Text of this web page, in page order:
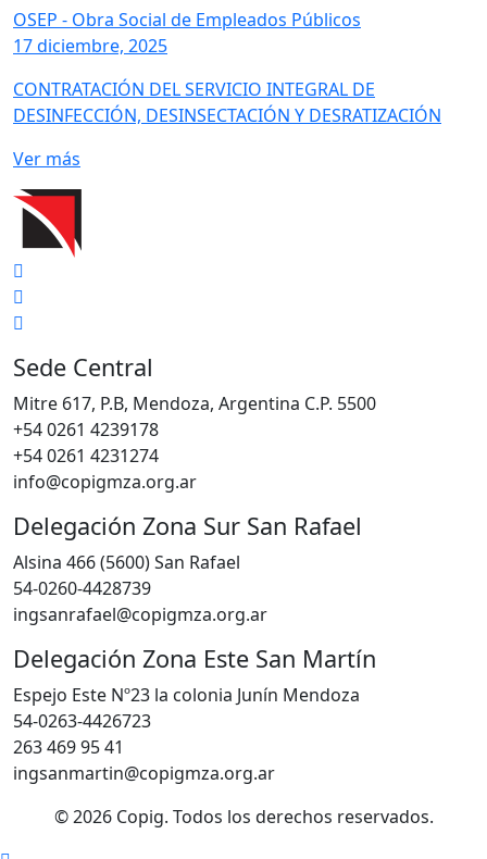
OSEP - Obra Social de Empleados Públicos
17 diciembre, 2025
CONTRATACIÓN DEL SERVICIO INTEGRAL DE
DESINFECCIÓN, DESINSECTACIÓN Y DESRATIZACIÓN
Ver más
Sede Central
Mitre 617, P.B, Mendoza, Argentina C.P. 5500
+54 0261 4239178
+54 0261 4231274
info@copigmza.org.ar
Delegación Zona Sur San Rafael
Alsina 466 (5600) San Rafael
54-0260-4428739
ingsanrafael@copigmza.org.ar
Delegación Zona Este San Martín
Espejo Este Nº23 la colonia Junín Mendoza
54-0263-4426723
263 469 95 41
ingsanmartin@copigmza.org.ar
© 2026 Copig. Todos los derechos reservados.